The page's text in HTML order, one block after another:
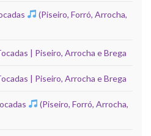
(Piseiro, Forró, Arrocha,
| Piseiro, Arrocha e Brega
| Piseiro, Arrocha e Brega
(Piseiro, Forró, Arrocha,